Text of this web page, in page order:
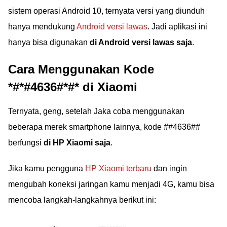
sistem operasi Android 10, ternyata versi yang diunduh
hanya mendukung Android versi lawas. Jadi aplikasi ini
hanya bisa digunakan di Android versi lawas saja.
Cara Menggunakan Kode
*#*#4636#*#* di Xiaomi
Ternyata, geng, setelah Jaka coba menggunakan
beberapa merek smartphone lainnya, kode ##4636##
berfungsi di HP Xiaomi saja.
Jika kamu pengguna HP Xiaomi terbaru dan ingin
mengubah koneksi jaringan kamu menjadi 4G, kamu bisa
mencoba langkah-langkahnya berikut ini: